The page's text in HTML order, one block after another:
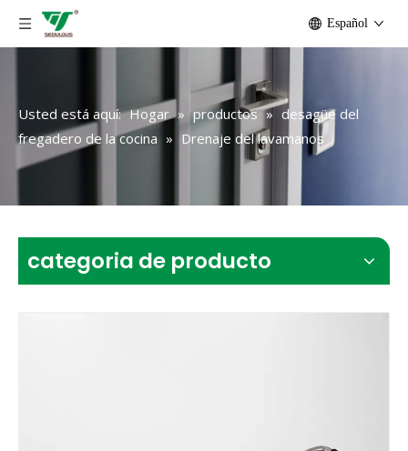
Español
Usted está aquí: Hogar » productos » desagüe del
fregadero de la cocina » Drenaje del lavamanos
categoria de producto